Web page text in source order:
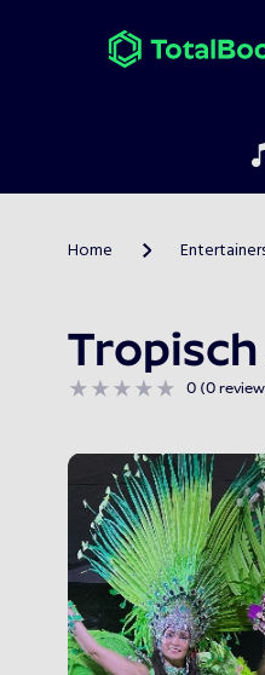
Home >
0 (0